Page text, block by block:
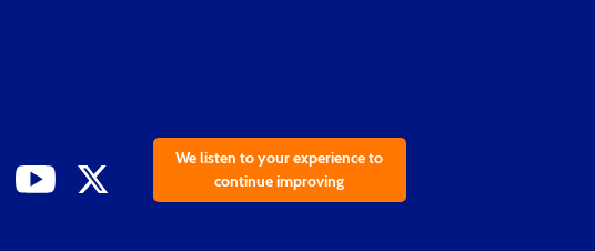
We listen to your experience to
continue improving